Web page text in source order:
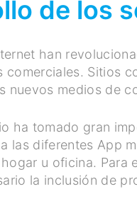
de los
han
comerciales. Sitios
nuevos medios de
ha tomado gran
las diferentes App
u oficina. Para
la inclusión de